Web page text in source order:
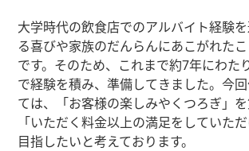
大学時代の飲食店でのアルバイト経験
る喜びや家族のだんらんにあこがれた
です。そのため、これまで約7年にわた
で経験を積み、準備してきました。今
ては、「お客様の楽しみやくつろぎ」を
「いただく料金以上の満足をしていた
目指したいと考えております。